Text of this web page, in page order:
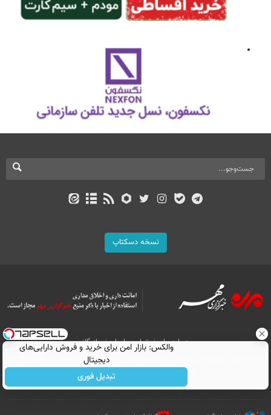
نسخه دسکتاپ
درباره ما تماس با ما
بازرگانی
All Content by Mehr News Agency is licensed under a Creative Commons
Attribution 4.0 International License.
والکس: بازار امن برای خرید و فروش دارایی‌های
دیجیتال
تبدیل فوری